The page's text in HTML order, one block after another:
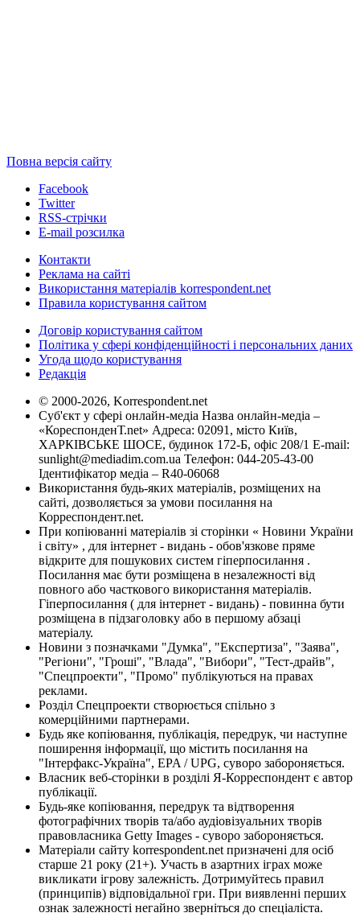
Повна версія сайту
Facebook
Twitter
RSS-стрічки
E-mail розсилка
Контакти
Реклама на сайті
Використання матеріалів korrespondent.net
Правила користування сайтом
Договір користування сайтом
Політика у сфері конфіденційності і персональних даних
Угода щодо користування
Редакція
© 2000-2026, Korrespondent.net
Суб'єкт у сфері онлайн-медіа Назва онлайн-медіа –
«КореспонденТ.net» Адреса: 02091, місто Київ,
ХАРКІВСЬКЕ ШОСЕ, будинок 172-Б, офіс 208/1 E-mail:
sunlight@mediadim.com.ua Телефон: 044-205-43-00
Ідентифікатор медіа – R40-06068
Використання будь-яких матеріалів, розміщених на
сайті, дозволяється за умови посилання на
Корреспондент.net.
При копіюванні матеріалів зі сторінки « Новини України
і світу» , для інтернет - видань - обов'язкове пряме
відкрите для пошукових систем гіперпосилання .
Посилання має бути розміщена в незалежності від
повного або часткового використання матеріалів.
Гіперпосилання ( для інтернет - видань) - повинна бути
розміщена в підзаголовку або в першому абзаці
матеріалу.
Новини з позначками "Думка", "Експертиза", "Заява",
"Регіони", "Гроші", "Влада", "Вибори", "Тест-драйв",
"Спецпроекти", "Промо" публікуються на правах
реклами.
Розділ Спецпроекти створюється спільно з
комерційними партнерами.
Будь яке копіювання, публікація, передрук, чи наступне
поширення інформації, що містить посилання на
"Інтерфакс-Україна", EPA / UPG, суворо забороняється.
Власник веб-сторінки в розділі Я-Корреспондент є автор
публікації.
Будь-яке копіювання, передрук та відтворення
фотографічних творів та/або аудіовізуальних творів
правовласника Getty Images - суворо забороняється.
Матеріали сайту korrespondent.net призначені для осіб
старше 21 року (21+). Участь в азартних іграх може
викликати ігрову залежність. Дотримуйтесь правил
(принципів) відповідальної гри. При виявленні перших
ознак залежності негайно зверніться до спеціаліста.